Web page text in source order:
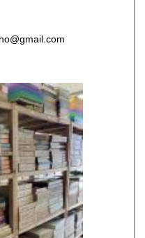
愛媛県
長崎県
大分県
児島県